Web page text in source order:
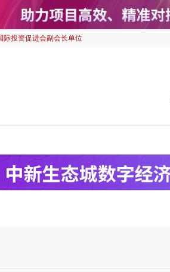
际投资促进会副会长单位